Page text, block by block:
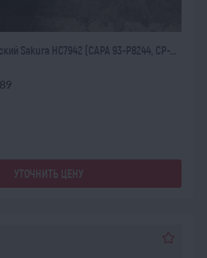
Sakura HC7942 (CAPA 93-P8244, CP-...
УТОЧНИТЬ ЦЕНУ